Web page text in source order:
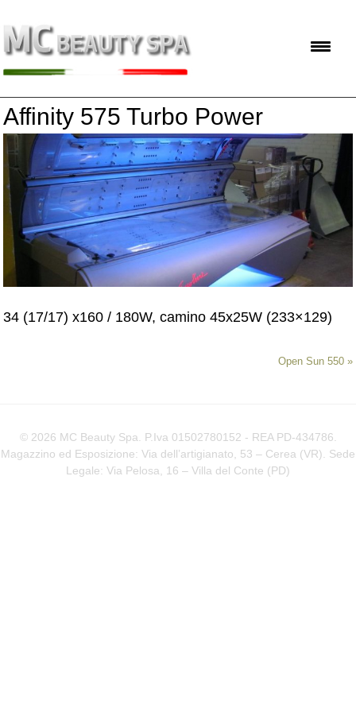
Affinity 575 Turbo Power
34 (17/17) x160 / 180W, camino 45x25W (233×129)
Open Sun 550»
© 2026 MC Beauty Spa. P.Iva 01502780152 - REA PD-434786.
Magazzino ed Esposizione: Via dell’artigianato, 53 – Cerea (VR). Sede
Legale: Via Pelosa, 16 – Villa del Conte (PD)